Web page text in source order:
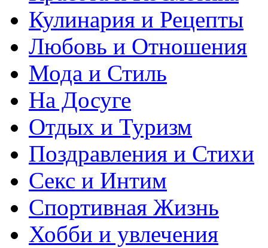
Кулинария и Рецепты
Любовь и Отношения
Мода и Стиль
На Досуге
Отдых и Туризм
Поздравления и Стихи
Секс и Интим
Спортивная Жизнь
Хобби и увлечения